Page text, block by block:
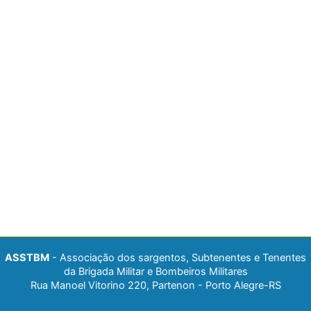
ASSTBM - Associação dos sargentos, Subtenentes e Tenentes
da Brigada Militar e Bombeiros Militares
Rua Manoel Vitorino 220, Partenon - Porto Alegre-RS